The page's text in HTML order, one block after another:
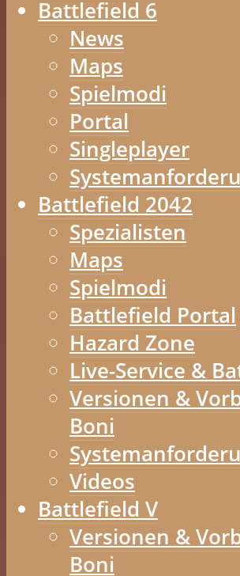
Battlefield 6
News
Maps
Spielmodi
Portal
Singleplayer
Battlefield 2042
Spezialisten
Maps
Spielmodi
Battlefield Portal
Hazard Zone
Live-Service &
Versionen &
Boni
Videos
Battlefield V
Versionen &
Boni